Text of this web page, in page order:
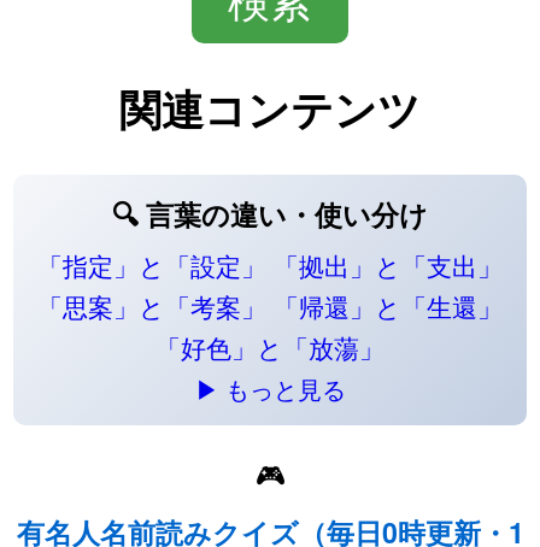
関連コンテンツ
🔍 言葉の違い・使い分け
「指定」と「設定」
「拠出」と「支出」
「思案」と「考案」
「帰還」と「生還」
「好色」と「放蕩」
▶ もっと見る
🎮
有名人名前読みクイズ（毎日0時更新・1